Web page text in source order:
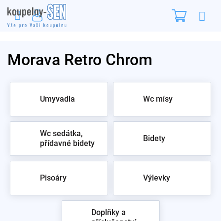
na
obsah
Morava Retro Chrom
Umyvadla Wc mísy
Wc sedátka,
přídavné bidety
Bidety
Pisoáry Výlevky
Doplňky a